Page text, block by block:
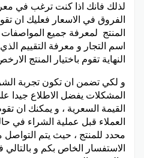
لذلك فانك اذا كنت ترغب في
الفروق في الاسعار فعليك ان
المنتج لمعرفة جميع المواصفات
اسم التجار و معرفة التقييم
النهاية تقوم باختيار المنتج
و لكي تضمن ان تكون تجربة
المشكلات يفضل الاطلاع جيدا
القيمة السعرية ، و يمكنك ان
العملاء قبل عملية الشراء في
محدد للمنتج ، حيث يتم
الاستفسار الخاص بكم و